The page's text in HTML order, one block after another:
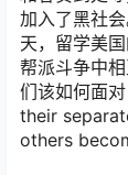
加入了黑社
天，留学美
帮派斗争中
们该如何面
their
others